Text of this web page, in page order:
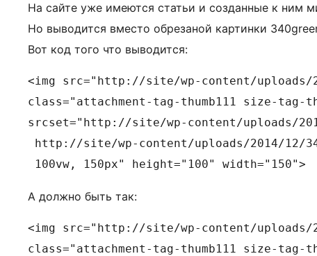
На сайте уже имеются статьи и созданные к ним
Но выводится вместо обрезаной картинки
Вот код того что выводится:
<img src="http://site/wp-content/uploads/
class="attachment-tag-thumb111 size-tag-
srcset="http://site/wp-content/uploads/
http://site/wp-content/uploads/2014/12/
100vw, 150px" height="100" width="150">
А должно быть так:
<img src="http://site/wp-content/uploads/
class="attachment-tag-thumb111 size-tag-